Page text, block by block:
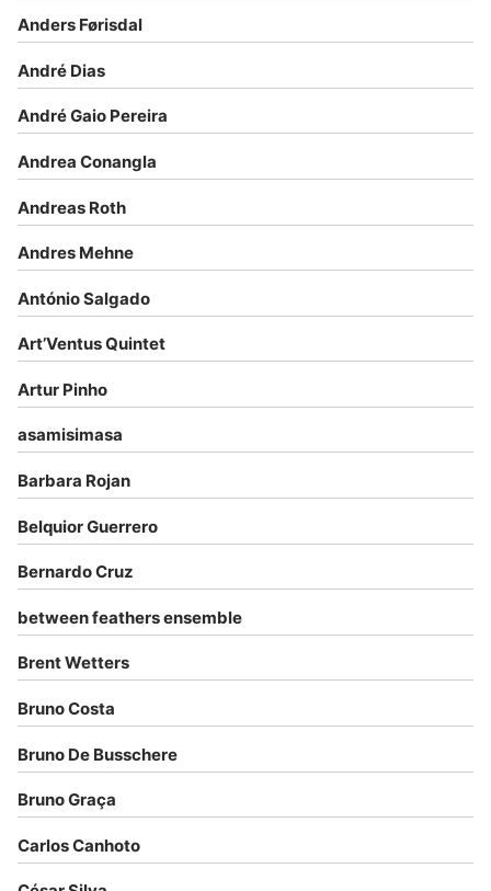
Anders Førisdal
André Dias
André Gaio Pereira
Andrea Conangla
Andreas Roth
Andres Mehne
António Salgado
Art’Ventus Quintet
Artur Pinho
asamisimasa
Barbara Rojan
Belquior Guerrero
Bernardo Cruz
between feathers ensemble
Brent Wetters
Bruno Costa
Bruno De Busschere
Bruno Graça
Carlos Canhoto